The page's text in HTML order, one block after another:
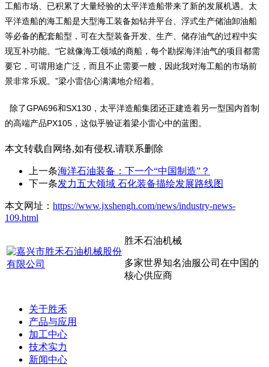
工船市场、已积累了大量经验的太平洋造船带来了新的发展机遇。太
平洋造船的海工船是大型海工装备如钻井平台、浮式生产储油卸油船
等必备的配套船型，可在大型装备开发、生产、储存油气的过程中实
现互补功能。“它就像海工领域的商船，每个勘探海洋油气的项目都需
要它，可谓用途广泛，而且不止需要一艘，因此我对海工船的市场前
景非常乐观。”梁小雷信心满满地介绍着。
除了GPA696和SX130，太平洋造船集团还正建造着另一型国内首制
的高端产品PX105，这似乎验证着梁小雷心中的蓝图。
本文转载自网络,如有侵权,请联系删除
上一条海洋石油装备：下一个“中国制造”？
下一条发力五大领域 石化装备描绘发展路线图
本文网址： https://www.jxshengh.com/news/industry-news-
109.html
胜禾石油机械
多家世界知名油服公司在中国的
核心供应商
关于胜禾
产品与应用
加工中心
技术实力
新闻中心